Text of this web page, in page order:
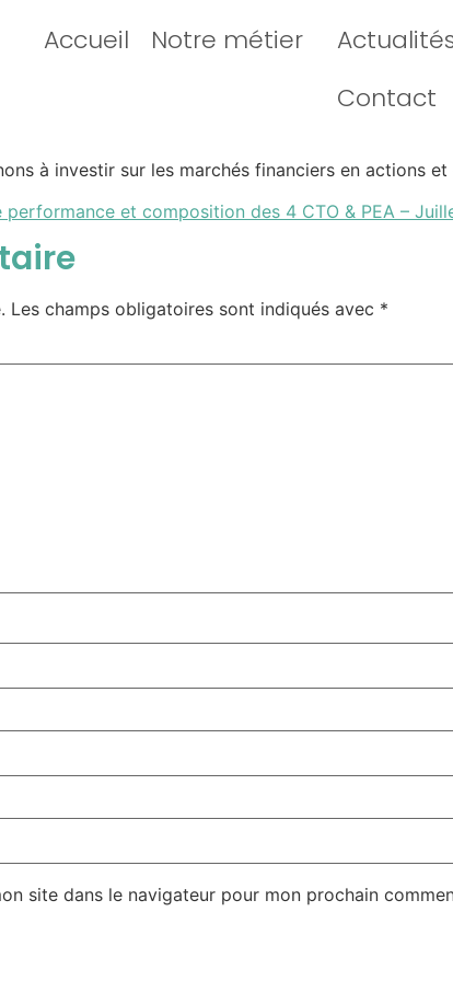
Accueil Notre métier
Contact
à investir sur les marchés financiers en actions
et composition des 4 CTO & PEA –
Les champs obligatoires sont indiqués avec *
site dans le navigateur pour mon prochain